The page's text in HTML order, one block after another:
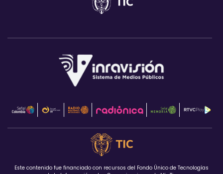
Este contenido fue financiado con recursos del Fondo Único de Tecnologías